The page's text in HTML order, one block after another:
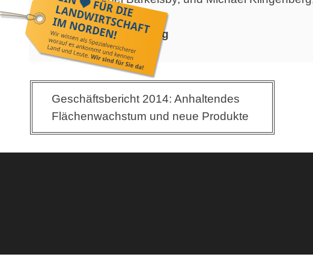
Quelle:Bauernzeitung
Beitragsnavigation
Geschäftsbericht 2014: Anhaltendes
Flächenwachstum und neue Produkte